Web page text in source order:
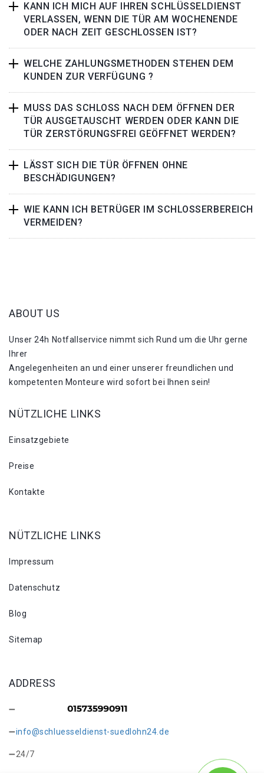
KANN ICH MICH AUF IHREN SCHLÜSSELDIENST
VERLASSEN, WENN DIE TÜR AM WOCHENENDE
ODER NACH ZEIT GESCHLOSSEN IST?
WELCHE ZAHLUNGSMETHODEN STEHEN DEM
KUNDEN ZUR VERFÜGUNG ?
MUSS DAS SCHLOSS NACH DEM ÖFFNEN DER
TÜR AUSGETAUSCHT WERDEN ODER KANN DIE
TÜR ZERSTÖRUNGSFREI GEÖFFNET WERDEN?
LÄSST SICH DIE TÜR ÖFFNEN OHNE
BESCHÄDIGUNGEN?
WIE KANN ICH BETRÜGER IM SCHLOSSERBEREICH
VERMEIDEN?
ABOUT US
Unser 24h Notfallservice nimmt sich Rund um die Uhr gerne
Ihrer
Angelegenheiten an und einer unserer freundlichen und
kompetenten Monteure wird sofort bei Ihnen sein!
NÜTZLICHE LINKS
Einsatzgebiete
Preise
Kontakte
NÜTZLICHE LINKS
Impressum
Datenschutz
Blog
Sitemap
ADDRESS
info@schluesseldienst-suedlohn24.de
24/7